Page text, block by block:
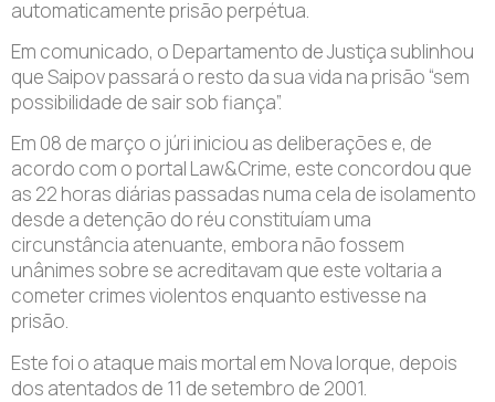
automaticamente prisão perpétua.
Em comunicado, o Departamento de Justiça sublinhou
que Saipov passará o resto da sua vida na prisão “sem
possibilidade de sair sob fiança”.
Em 08 de março o júri iniciou as deliberações e, de
acordo com o portal Law&Crime, este concordou que
as 22 horas diárias passadas numa cela de isolamento
desde a detenção do réu constituíam uma
circunstância atenuante, embora não fossem
unânimes sobre se acreditavam que este voltaria a
cometer crimes violentos enquanto estivesse na
prisão.
Este foi o ataque mais mortal em Nova Iorque, depois
dos atentados de 11 de setembro de 2001.